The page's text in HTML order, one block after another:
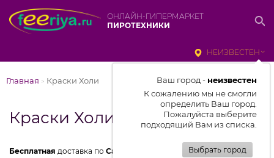
ОНЛАЙН-ГИПЕРМАРКЕТ
ПИРОТЕХНИКИ
НЕИЗВЕСТЕН
Ваш город - неизвестен
К сожалению мы не смогли
определить Ваш город.
Пожалуйста выберите
подходящий Вам из списка.
Выбрать город
Главная > Краски Холи
Краски Холи
Бесплатная доставка по Санкт-Петербургу от 3000 ₽
Мы